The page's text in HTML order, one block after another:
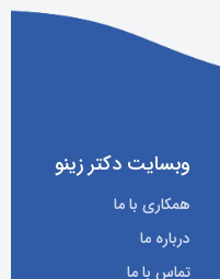
وبسایت دکتر زینو
همکاری با ما
درباره ما
تماس با ما